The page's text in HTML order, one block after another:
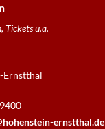
Tickets u.a.
Ernstthal
ernstthal.de